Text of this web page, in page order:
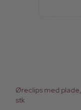
Øreclips med
stk